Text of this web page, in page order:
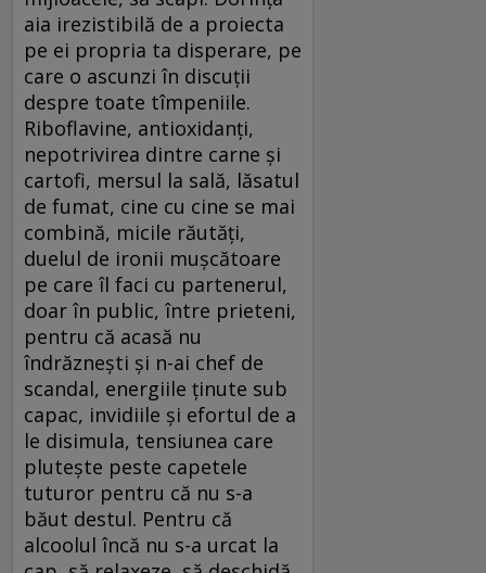
aia irezistibilă de a proiecta
pe ei propria ta disperare, pe
care o ascunzi în discuţii
despre toate tîmpeniile.
Riboflavine, antioxidanţi,
nepotrivirea dintre carne şi
cartofi, mersul la sală, lăsatul
de fumat, cine cu cine se mai
combină, micile răutăţi,
duelul de ironii muşcătoare
pe care îl faci cu partenerul,
doar în public, între prieteni,
pentru că acasă nu
îndrăzneşti şi n-ai chef de
scandal, energiile ţinute sub
capac, invidiile şi efortul de a
le disimula, tensiunea care
pluteşte peste capetele
tuturor pentru că nu s-a
băut destul. Pentru că
alcoolul încă nu s-a urcat la